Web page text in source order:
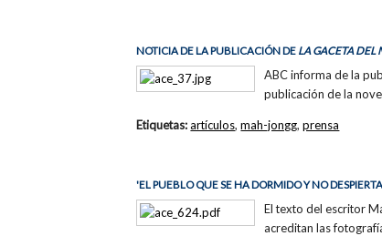
NOTICIA DE LA PUBLICACIÓN DE LA GACETA DEL
ABC informa de la
publicación de la
Etiquetas:artículos,mah-jongg,prensa
'EL PUEBLO QUE SE HA DORMIDO Y NO
El texto del escritor
acreditan las